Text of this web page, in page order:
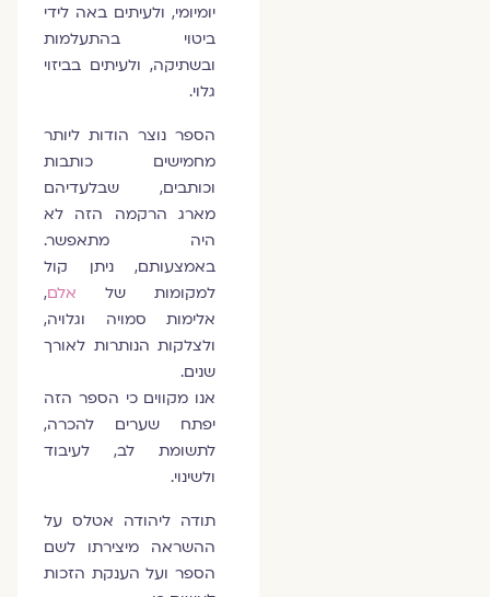
יומיומי, ולעיתים באה לידי
ביטוי בהתעלמות
ובשתיקה, ולעיתים בביזוי
גלוי.
הספר נוצר הודות ליותר
מחמישים כותבות
וכותבים, שבלעדיהם
מארג הרקמה הזה לא
היה מתאפשר.
באמצעותם, ניתן קול
למקומות של
אלם,
אלימות סמויה וגלויה,
ולצלקות הנותרות לאורך
שנים.
אנו מקווים כי הספר הזה
יפתח שערים להכרה,
לתשומת לב, לעיבוד
ולשינוי.
תודה ליהודה אטלס על
ההשראה מיצירתו לשם
הספר ועל הענקת הזכות